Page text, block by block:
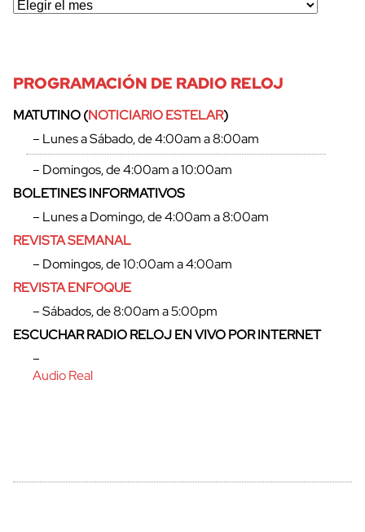
PROGRAMACIÓN DE RADIO RELOJ
MATUTINO (NOTICIARIO ESTELAR)
– Lunes a Sábado, de 4:00am a 8:00am
– Domingos, de 4:00am a 10:00am
BOLETINES INFORMATIVOS
– Lunes a Domingo, de 4:00am a 8:00am
REVISTA SEMANAL
– Domingos, de 10:00am a 4:00am
REVISTA ENFOQUE
– Sábados, de 8:00am a 5:00pm
ESCUCHAR RADIO RELOJ EN VIVO POR INTERNET
–
Audio Real